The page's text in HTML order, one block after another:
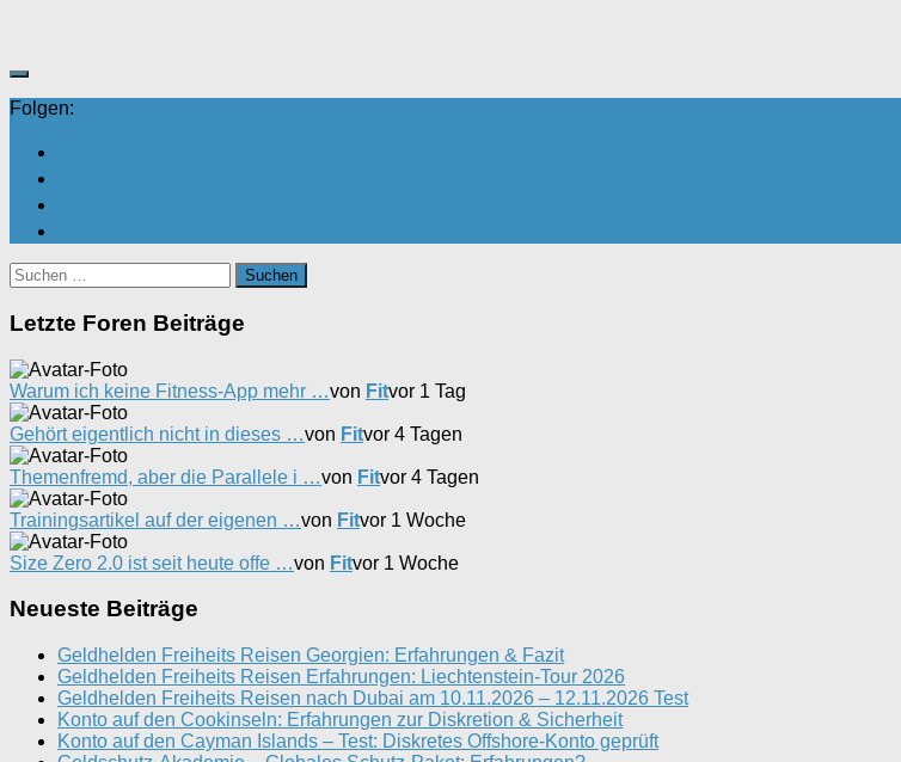
Folgen:
Suchen
nach:
Letzte Foren Beiträge
Warum ich keine Fitness-App mehr …von Fitvor 1 Tag
Gehört eigentlich nicht in dieses …von Fitvor 4 Tagen
Themenfremd, aber die Parallele i …von Fitvor 4 Tagen
Trainingsartikel auf der eigenen …von Fitvor 1 Woche
Size Zero 2.0 ist seit heute offe …von Fitvor 1 Woche
Neueste Beiträge
Geldhelden Freiheits Reisen Georgien: Erfahrungen & Fazit
Geldhelden Freiheits Reisen Erfahrungen: Liechtenstein-Tour 2026
Geldhelden Freiheits Reisen nach Dubai am 10.11.2026 – 12.11.2026 Test
Konto auf den Cookinseln: Erfahrungen zur Diskretion & Sicherheit
Konto auf den Cayman Islands – Test: Diskretes Offshore-Konto geprüft